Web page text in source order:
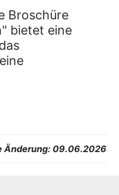
Broschüre
bietet eine
Änderung:09.06.2026